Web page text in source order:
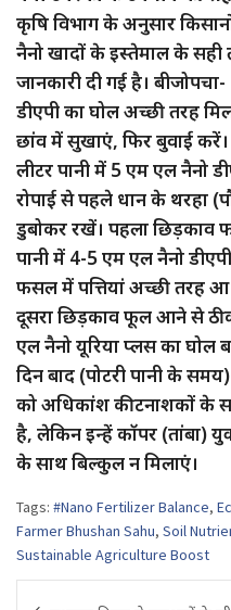
कृषि विभाग के अनुसार
नैनो खादों के इस्तेमाल के सही
जानकारी दी गई है।
डीएपी का घोल अच्छी तरह
छांव में सुखाएं, फिर बुवाई
लीटर पानी में 5 एम एल नैनो
रोपाई से पहले धान के थरहा
डुबोकर रखें। पहला छिड़काव
पानी में 4-5 एम एल नैनो
फसल में पत्तियां अच्छी तरह आ
दूसरा छिड़काव फूल आने से
एल नैनो यूरिया प्लस का
दिन बाद (पोटरी पानी के
को अधिकांश कीटनाशकों के
है, लेकिन इन्हें कॉपर (तांबा)
के साथ बिल्कुल न मिलाएं।
Tags: #Nano Fertilizer Balance,
Farmer Bhushan Sahu, Soil
Sustainable Agriculture Boost